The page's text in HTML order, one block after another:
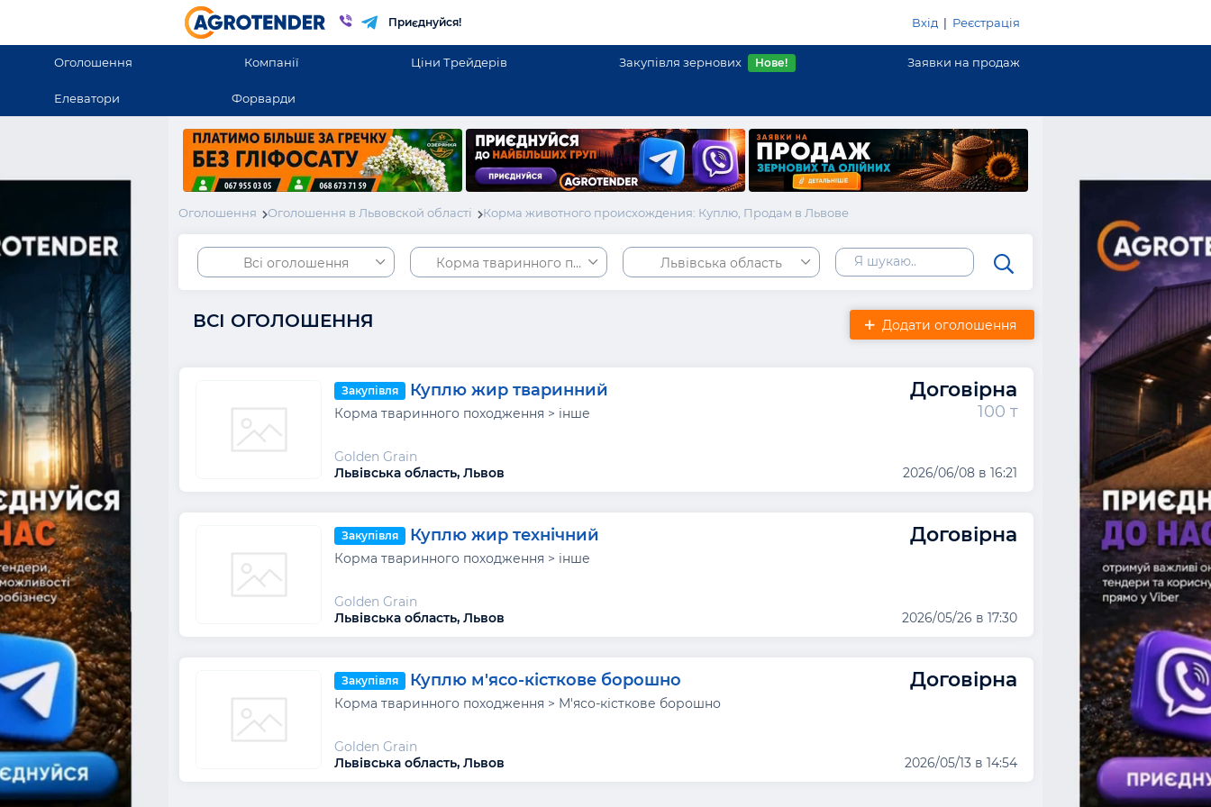
Приєднуйся! Вхід | Реєстрація
Оголошення Компанії Ціни Трейдерів Закупівля зернових Нове! Заявки на продаж
Елеватори Форварди
Оголошення Оголошення в Львовской області Корма животного происхождения: Куплю, Продам в Львове
Всі оголошення Корма тваринного походження Львівська область
Додати оголошення
ВСІ ОГОЛОШЕННЯ
Закупівля Куплю жир тваринний Договірна
Корма тваринного походження > інше 100 т
Golden Grain
Львівська область, Львов
2026/06/08 в 16:21
Закупівля Куплю жир технічний Договірна
Корма тваринного походження > інше
Golden Grain
Львівська область, Львов
2026/05/26 в 17:30
Закупівля Куплю м'ясо-кісткове борошно Договірна
Корма тваринного походження > М'ясо-кісткове борошно
Golden Grain
Львівська область, Львов
2026/05/13 в 14:54